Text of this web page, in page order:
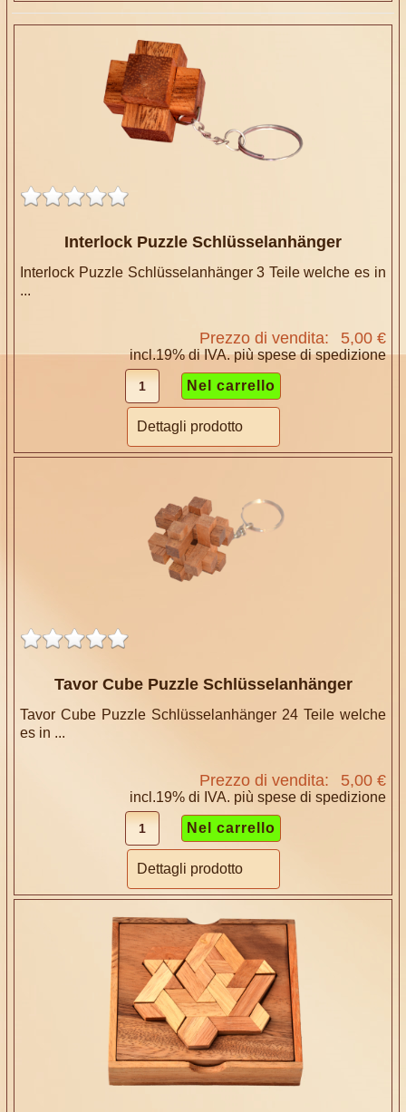
Interlock Puzzle Schlüsselanhänger
Interlock Puzzle Schlüsselanhänger 3 Teile welche es in
...
Prezzo di vendita: 5,00 €
incl.19% di IVA. piùspese di spedizione
Dettagli prodotto
Tavor Cube Puzzle Schlüsselanhänger
Tavor Cube Puzzle Schlüsselanhänger 24 Teile welche
es in ...
Prezzo di vendita: 5,00 €
incl.19% di IVA. più spese di spedizione
Dettagli prodotto